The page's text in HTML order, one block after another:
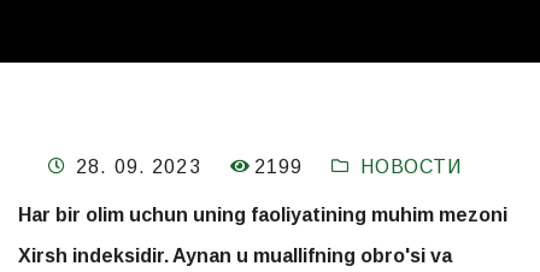
28. 09. 2023 2199 НОВОСТИ
Har bir olim uchun uning faoliyatining muhim mezoni
Xirsh indeksidir. Aynan u muallifning obro'si va